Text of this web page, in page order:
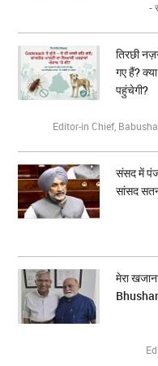
-
तिरछी
गए हैं?
पहुंचेगी?
Editor-in Chief,
संसद में
सांसद
मेरा
Bhushan